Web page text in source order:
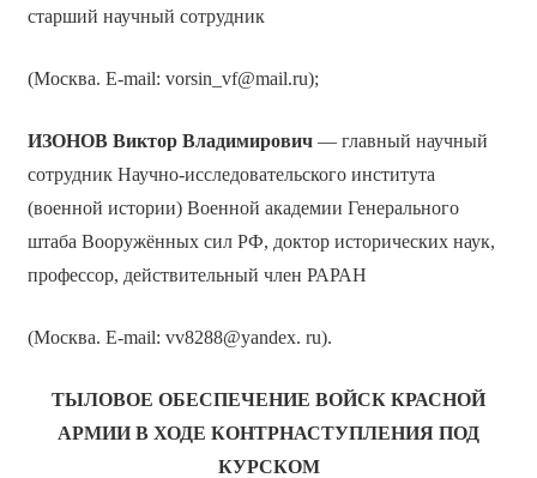
старший научный сотрудник
(Москва. E-mail: vorsin_vf@mail.ru);
ИЗОНОВ Виктор Владимирович— главный научный
сотрудник Научно-исследовательского института
(военной истории) Военной академии Генерального
штаба Вооружённых сил РФ, доктор исторических наук,
профессор, действительный член РАРАН
(Москва. E-mail: vv8288@yandex. ru).
ТЫЛОВОЕ ОБЕСПЕЧЕНИЕ ВОЙСК КРАСНОЙ
АРМИИ В ХОДЕ КОНТРНАСТУПЛЕНИЯ ПОД
КУРСКОМ